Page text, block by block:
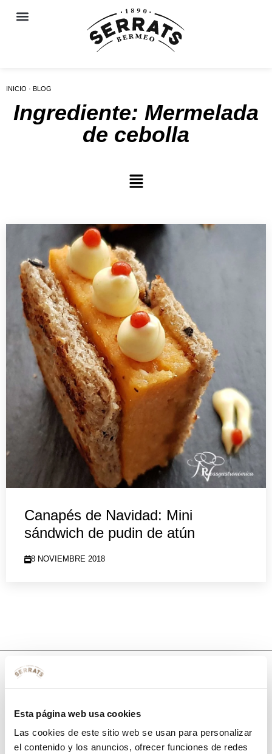
Esta página web usa cookies
Las cookies de este sitio web se usan para personalizar
el contenido y los anuncios, ofrecer funciones de redes
INICIO · BLOG
Ingrediente: Mermelada
de cebolla
Canapés de Navidad: Mini
sándwich de pudin de atún
8 NOVIEMBRE 2018
con tu primera compra.